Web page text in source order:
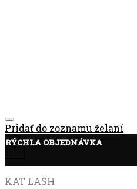
Pridať do zoznamu želaní
+
RÝCHLA OBJEDNÁVKA
KAT LASH